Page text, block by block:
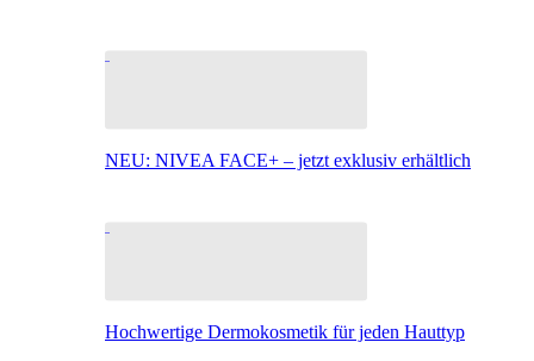
NEU: NIVEA FACE+ – jetzt exklusiv erhältlich
Hochwertige Dermokosmetik für jeden Hauttyp